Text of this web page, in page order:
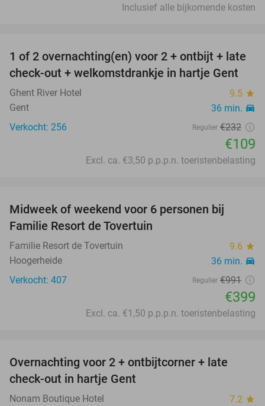
Inclusief alle bijkomende kosten
53%
1 of 2 overnachting(en) voor 2 + ontbijt + late
check-out + welkomstdrankje in hartje Gent
Ghent River Hotel 9.5 star
Gent 36 min. directions_car
Verkocht: 256 Regulier €232
€109
Excl. ca. €3,50 p.p.p.n. toeristenbelasting
Midweek of weekend voor 6 personen bij
Familie Resort de Tovertuin
Familie Resort de Tovertuin 9.6 star
Hoogerheide 36 min. directions_car
Verkocht: 407 Regulier €991
€399
Excl. ca. €1,50 p.p.p.n. toeristenbelasting
Overnachting voor 2 + ontbijtcorner + late
check-out in hartje Gent
Nonam Boutique Hotel 7.2 star